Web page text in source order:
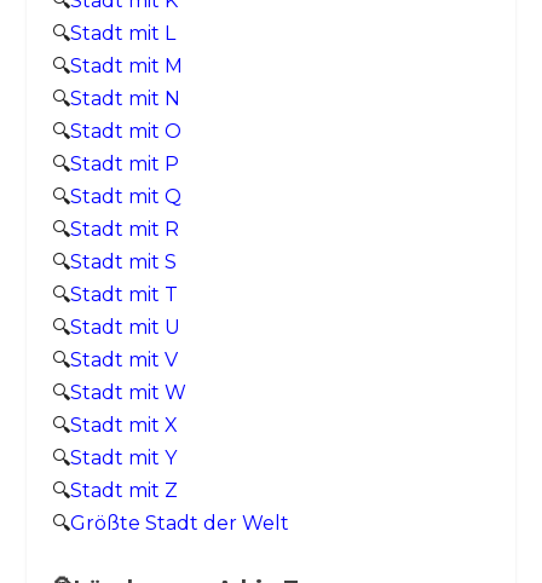
🔍Stadt mit L
🔍Stadt mit M
🔍Stadt mit N
🔍Stadt mit O
🔍Stadt mit P
🔍Stadt mit Q
🔍Stadt mit R
🔍Stadt mit S
🔍Stadt mit T
🔍Stadt mit U
🔍Stadt mit V
🔍Stadt mit W
🔍Stadt mit X
🔍Stadt mit Y
🔍Stadt mit Z
🔍Größte Stadt der Welt